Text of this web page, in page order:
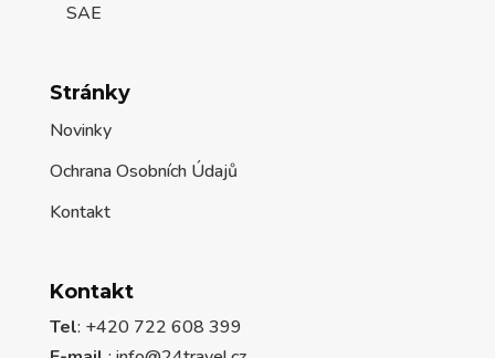
SAE
Stránky
Novinky
Ochrana Osobních Údajů
Kontakt
Kontakt
Tel: +420 722 608 399